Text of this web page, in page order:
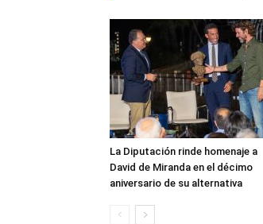
La Diputación rinde homenaje a
David de Miranda en el décimo
aniversario de su alternativa